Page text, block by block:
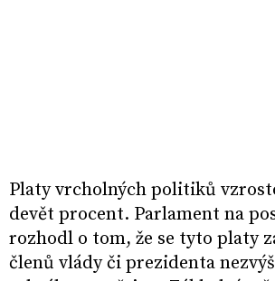
Platy vrcholných politiků
devět procent. Parlament na
rozhodl o tom, že se tyto platy
členů vlády či prezidenta